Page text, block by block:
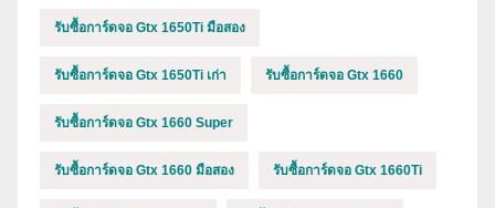
รับซื้อการ์ดจอ Gtx 1650Ti มือสอง
รับซื้อการ์ดจอ Gtx 1650Ti เก่า รับซื้อการ์ดจอ Gtx 1660
รับซื้อการ์ดจอ Gtx 1660 Super
รับซื้อการ์ดจอ Gtx 1660 มือสอง รับซื้อการ์ดจอ Gtx 1660Ti